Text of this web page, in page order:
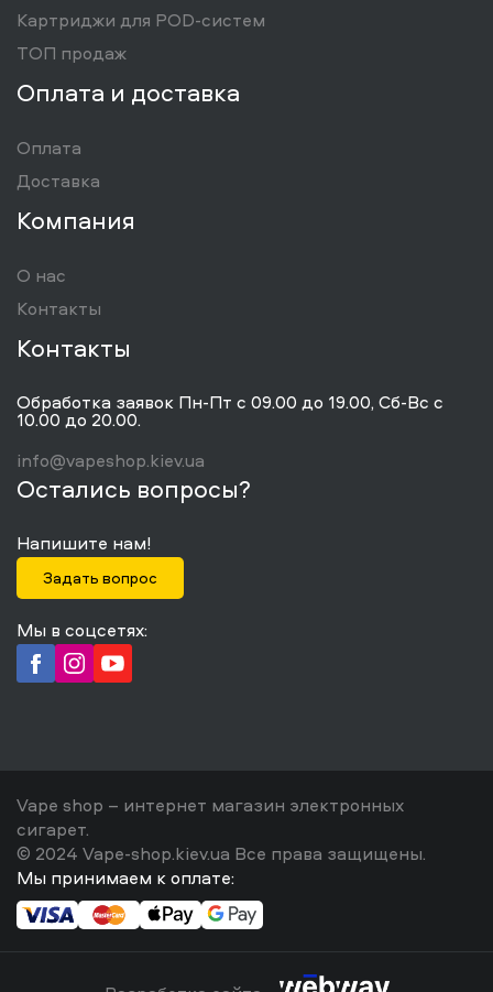
Картриджи для POD-систем
ТОП продаж
Оплата и доставка
Оплата
Доставка
Компания
О нас
Контакты
Контакты
Обработка заявок Пн-Пт с 09.00 до 19.00, Сб-Вс с
10.00 до 20.00.
info@vapeshop.kiev.ua
Остались вопросы?
Напишите нам!
Задать вопрос
Мы в соцсетях:
Vape shop – интернет магазин электронных
сигарет.
© 2024 Vape-shop.kiev.ua Все права защищены.
Мы принимаем к оплате: